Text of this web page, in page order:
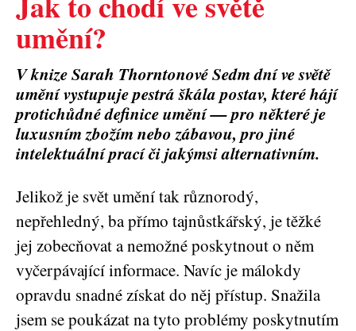
umění?
V knize Sarah Thorntonové Sedm dní ve světě
umění vystupuje pestrá škála postav, které hájí
protichůdné definice umění — pro některé je
luxusním zbožím nebo zábavou, pro jiné
intelektuální prací či jakýmsi alternativním.
Jelikož je svět umění tak různorodý,
nepřehledný, ba přímo tajnůstkářský, je těžké
jej zobecňovat a nemožné poskytnout o něm
vyčerpávající informace. Navíc je málokdy
opravdu snadné získat do něj přístup. Snažila
jsem se poukázat na tyto problémy poskytnutím